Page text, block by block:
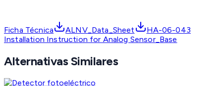
Ficha Técnica ALNV_Data_Sheet
HA-06-043
Installation Instruction for Analog Sensor_Base
Alternativas Similares